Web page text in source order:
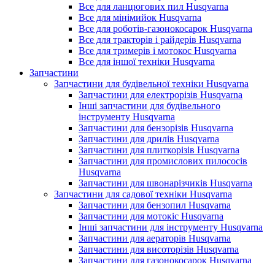
Все для ланцюгових пил Husqvarna
Все для мінімийок Husqvarna
Все для роботів-газонокосарок Husqvarna
Все для тракторів і райдерів Husqvarna
Все для тримерів і мотокос Husqvarna
Все для іншої техніки Husqvarna
Запчастини
Запчастини для будівельної техніки Husqvarna
Запчастини для електрорізів Husqvarna
Інші запчастини для будівельного
інструменту Husqvarna
Запчастини для бензорізів Husqvarna
Запчастини для дрилів Husqvarna
Запчастини для плиткорізів Husqvarna
Запчастини для промислових пилососів
Husqvarna
Запчастини для швонарізчиків Husqvarna
Запчастини для садової техніки Husqvarna
Запчастини для бензопил Husqvarna
Запчастини для мотокіс Husqvarna
Інші запчастини для інструменту Husqvarna
Запчастини для аераторів Husqvarna
Запчастини для висоторізів Husqvarna
Запчастини для газонокосарок Husqvarna